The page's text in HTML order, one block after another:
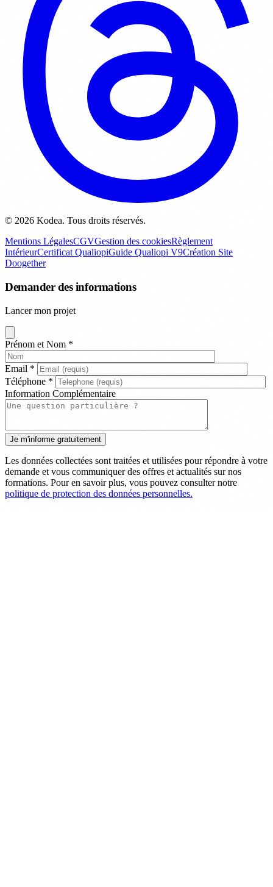
© 2026 Kodea. Tous droits réservés.
Mentions LégalesCGVGestion des cookiesRèglement
IntérieurCertificat QualiopiGuide Qualiopi V9Création Site
Doogether
Demander des informations
Lancer mon projet
Prénom et Nom *
Email *
Téléphone *
Information Complémentaire
Les données collectées sont traitées et utilisées pour répondre à votre
demande et vous communiquer des offres et actualités sur nos
formations. Pour en savoir plus, vous pouvez consulter notre
politique de protection des données personnelles.